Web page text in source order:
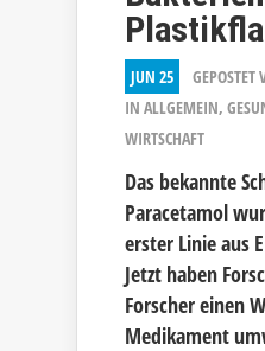
JUN 25 GEPOSTET
IN ALLGEMEIN,
WIRTSCHAFT
Das bekannte
Paracetamol
erster Linie aus
Jetzt haben
Forscher einen
Medikament